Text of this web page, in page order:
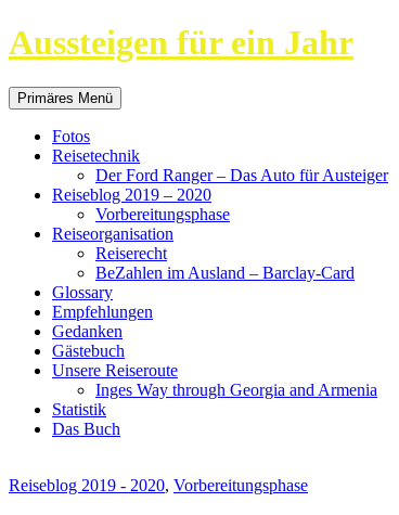
Aussteigen für ein Jahr
Suchen
Primäres Menü Springe
zum
Fotos
Reisetechnik
Der Ford Ranger – Das Auto für Austeiger
Reiseblog 2019 – 2020
Vorbereitungsphase
Reiseorganisation
Reiserecht
BeZahlen im Ausland – Barclay-Card
Glossary
Empfehlungen
Gedanken
Gästebuch
Unsere Reiseroute
Inges Way through Georgia and Armenia
Statistik
Das Buch
Reiseblog 2019 - 2020, Vorbereitungsphase